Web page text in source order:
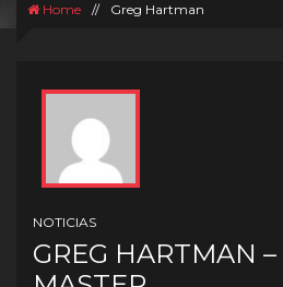
Home // Greg Hartman
NOTICIAS
GREG HARTMAN